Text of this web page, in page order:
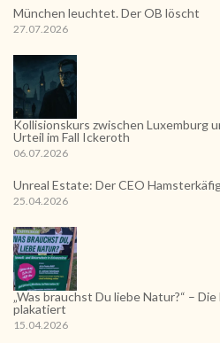
München leuchtet. Der OB löscht
27.07.2026
Kollisionskurs zwischen Luxemburg
Urteil im Fall Ickeroth
06.07.2026
Unreal Estate: Der CEO
25.04.2026
„Was brauchst Du liebe Natur?“ –
plakatiert
15.04.2026